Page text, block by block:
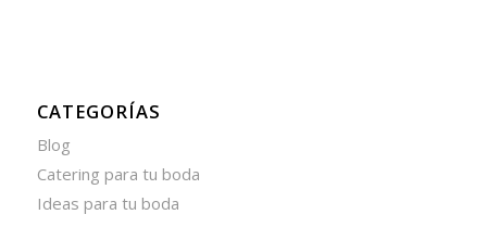
CATEGORÍAS
Blog
Catering para tu boda
Ideas para tu boda